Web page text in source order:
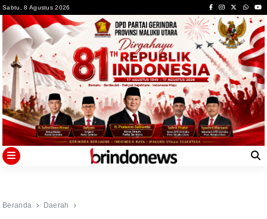
to
content
Sabtu, 8 Agustus 2026
Beranda Daerah